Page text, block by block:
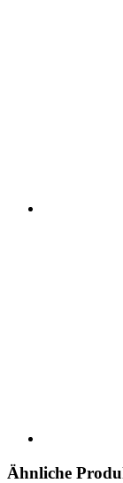
Ähnliche